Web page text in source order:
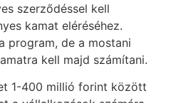
szerződéssel kell
kamat eléréséhez.
program, de a mostani
kell majd számítani.
1-400 millió forint között